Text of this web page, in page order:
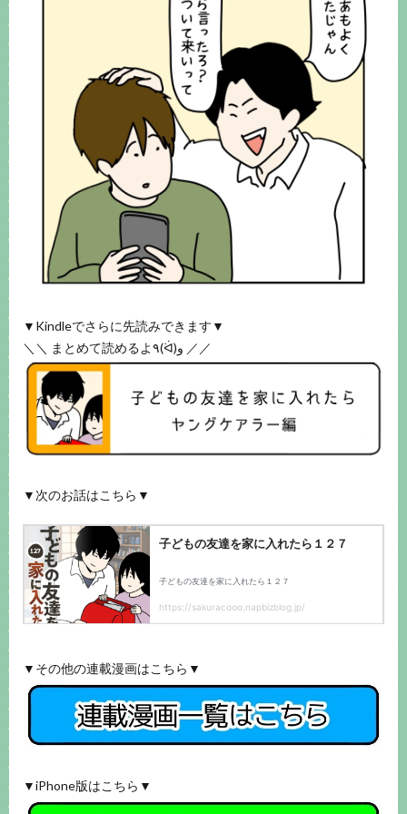
▼Kindleでさらに先読みできます▼
＼＼ まとめて読めるよ٩(ᐛ)و ／／
▼次のお話はこちら▼
▼その他の連載漫画はこちら▼
▼iPhone版はこちら▼